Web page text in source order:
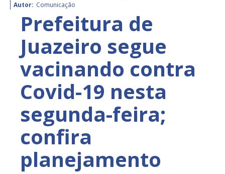
Autor: Comunicação
Prefeitura de
Juazeiro segue
vacinando contra
Covid-19 nesta
segunda-feira;
confira
planejamento